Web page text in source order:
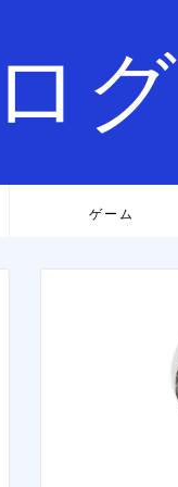
グ
ゲーム